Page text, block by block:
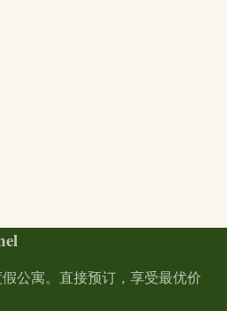
公寓。直接预订，享受最优价